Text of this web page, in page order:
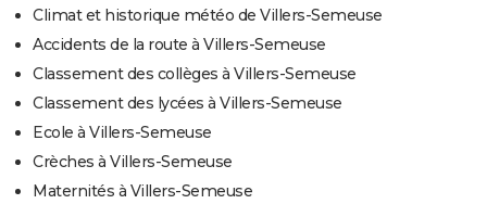
Climat et historique météo de Villers-Semeuse
Accidents de la route à Villers-Semeuse
Classement des collèges à Villers-Semeuse
Classement des lycées à Villers-Semeuse
Ecole à Villers-Semeuse
Crèches à Villers-Semeuse
Maternités à Villers-Semeuse